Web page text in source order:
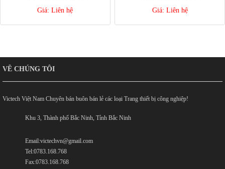
Giá: Liên hệ
Giá: Liên hệ
VỀ CHÚNG TÔI
Victech Việt Nam Chuyên bán buôn bán lẻ các loại Trang thiết bị công nghiệp!
Khu 3, Thành phố Bắc Ninh, Tỉnh Bắc Ninh
Email:victechvn@gmail.com
Tel:0783.168.768
Fax:0783.168.768